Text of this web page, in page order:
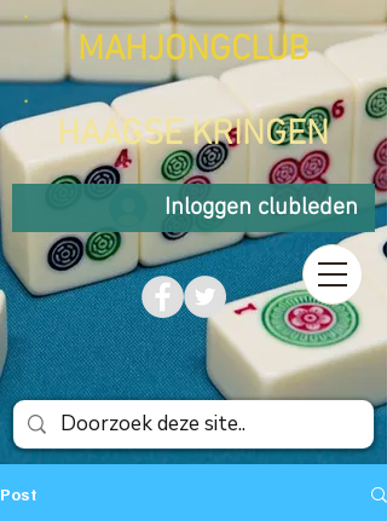
MAHJONGCLUB
HAAGSE KRINGEN
Inloggen clubleden
Post